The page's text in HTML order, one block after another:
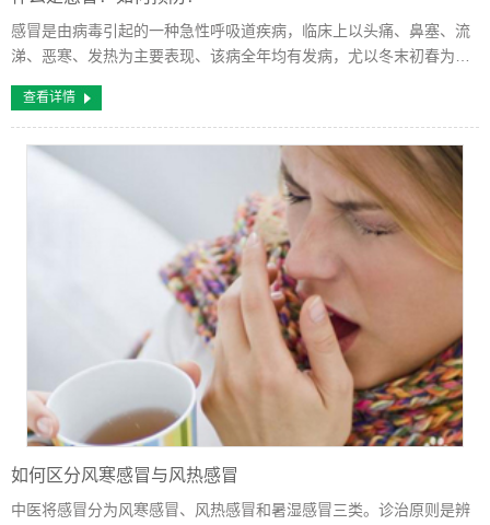
感冒是由病毒引起的一种急性呼吸道疾病，临床上以头痛、鼻塞、流
涕、恶寒、发热为主要表现、该病全年均有发病，尤以冬末初春为
染，感冒可分为普通感冒及流行性感冒...
查看详情
如何区分风寒感冒与风热感冒
中医将感冒分为风寒感冒、风热感冒和暑湿感冒三类。诊治原则是辨